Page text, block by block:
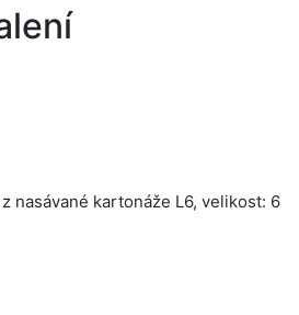
nasávané kartonáže L6, velikost: 6